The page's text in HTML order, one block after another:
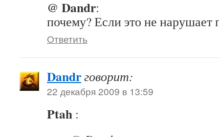
@ Dandr:
почему? Если это не
Ответить
Dandrговорит:
22 декабря 2009 в 13:59
Ptah :